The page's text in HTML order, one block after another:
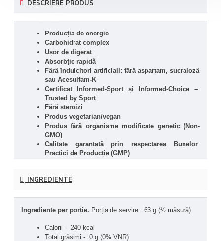
DESCRIERE PRODUS
Producția de energie
Carbohidrat complex
Ușor de digerat
Absorbție rapidă
Fără îndulcitori artificiali: fără aspartam, sucraloză
sau Acesulfam-K
Certificat Informed-Sport și Informed-Choice –
Trusted by Sport
Fără steroizi
Produs vegetarian/vegan
Produs fără organisme modificate genetic (Non-
GMO)
Calitate garantată prin respectarea Bunelor
Practici de Producție (GMP)
NOW® Sports, având un complex 100% pur de carbohidrați
amestecului de carbohidrați complecși din amidon de porumb.
Formula conține și „polimeri de glucoză,” compuși de zahar
oferind energie pe parcursul antrenamentelor.
INGREDIENTE
Ingrediente per porție. Porția de servire:  63 g (½ măsură)
Calorii -  240 kcal
Total grăsimi -  0 g (0% VNR)